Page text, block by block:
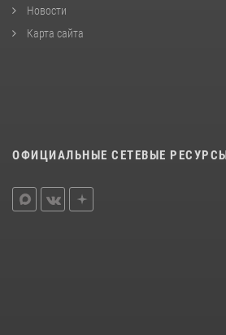
Новости
Карта сайта
ОФИЦИАЛЬНЫЕ СЕТЕВЫЕ РЕСУРСЫ